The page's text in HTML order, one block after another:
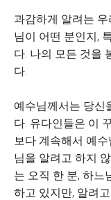
과감하게 알려는
님이 어떤 분인지,
다. 나의 모든 것을
다.
예수님께서는 당신
다. 유다인들은 이
보다 계속해서 예
님을 알려고 하지
는 오직 한 분, 하느
하고 있지만, 알려